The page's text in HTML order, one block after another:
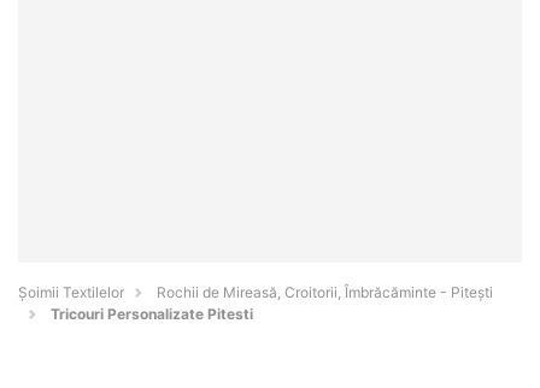
Șoimii Textilelor
Rochii de Mireasă, Croitorii, Îmbrăcăminte - Piteşti
Tricouri Personalizate Pitesti